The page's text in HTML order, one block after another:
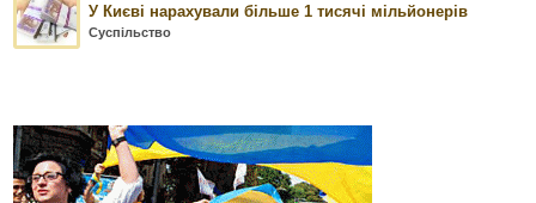
У Києві нарахували більше 1 тисячі мільйонерів
Суспільство